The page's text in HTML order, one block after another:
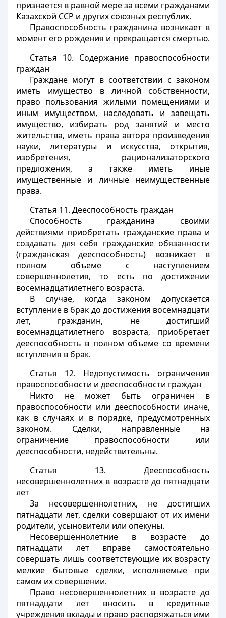
признается в равной мере за всеми гражданами
Казахской ССР и других союзных республик.
Правоспособность гражданина возникает в
момент его рождения и прекращается смертью.
Статья 10. Содержание правоспособности
граждан
Граждане могут в соответствии с законом
иметь имущество в личной собственности,
право пользования жилыми помещениями и
иным имуществом, наследовать и завещать
имущество, избирать род занятий и место
жительства, иметь права автора произведения
науки, литературы и искусства, открытия,
изобретения, рационализаторского
предложения, а также иметь иные
имущественные и личные неимущественные
права.
Статья 11. Дееспособность граждан
Способность гражданина своими
действиями приобретать гражданские права и
создавать для себя гражданские обязанности
(гражданская дееспособность) возникает в
полном объеме с наступлением
совершеннолетия, то есть по достижении
восемнадцатилетнего возраста.
В случае, когда законом допускается
вступление в брак до достижения восемнадцати
лет, гражданин, не достигший
восемнадцатилетнего возраста, приобретает
дееспособность в полном объеме со времени
вступления в брак.
Статья 12. Недопустимость ограничения
правоспособности и дееспособности граждан
Никто не может быть ограничен в
правоспособности или дееспособности иначе,
как в случаях и в порядке, предусмотренных
законом. Сделки, направленные на
ограничение правоспособности или
дееспособности, недействительны.
Статья 13. Дееспособность
несовершеннолетних в возрасте до пятнадцати
лет
За несовершеннолетних, не достигших
пятнадцати лет, сделки совершают от их имени
родители, усыновители или опекуны.
Несовершеннолетние в возрасте до
пятнадцати лет вправе самостоятельно
совершать лишь соответствующие их возрасту
мелкие бытовые сделки, исполняемые при
самом их совершении.
Право несовершеннолетних в возрасте до
пятнадцати лет вносить в кредитные
учреждения вклады и право распоряжаться ими